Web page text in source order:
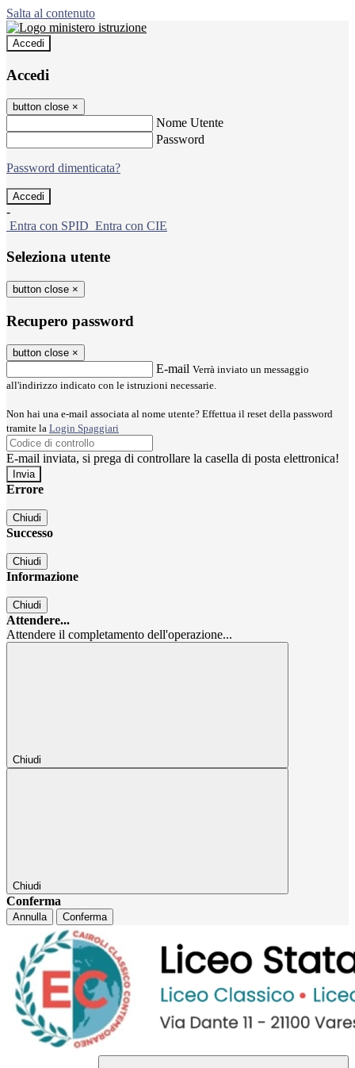
Salta al contenuto
Accedi
Accedi
button close ×
Nome Utente
Password
Password dimenticata?
-
Entra con SPID Entra con CIE
Seleziona utente
button close ×
Recupero password
button close ×
E-mail Verrà inviato un messaggio
all'indirizzo indicato con le istruzioni necessarie.
Non hai una e-mail associata al nome utente? Effettua il reset della password
tramite la Login Spaggiari
E-mail inviata, si prega di controllare la casella di posta elettronica!
Errore
Chiudi
Successo
Chiudi
Informazione
Chiudi
Attendere...
Attendere il completamento dell'operazione...
Chiudi
Chiudi
Conferma
Annulla Conferma